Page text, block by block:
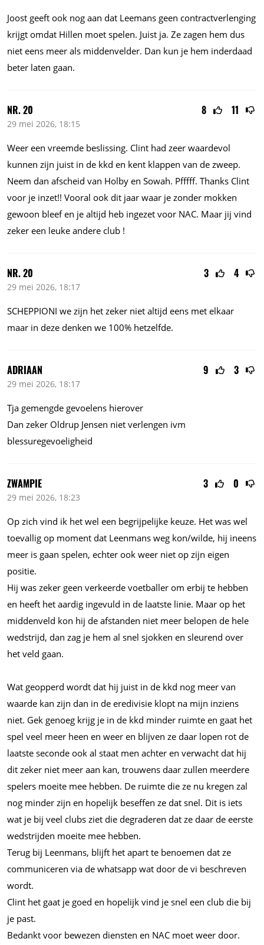
Joost geeft ook nog aan dat Leemans geen contractverlenging
krijgt omdat Hillen moet spelen. Juist ja. Ze zagen hem dus
niet eens meer als middenvelder. Dan kun je hem inderdaad
beter laten gaan.
8 11
NR. 20
29 mei 2026, 18:15
Weer een vreemde beslissing. Clint had zeer waardevol
kunnen zijn juist in de kkd en kent klappen van de zweep.
Neem dan afscheid van Holby en Sowah. Pfffff. Thanks Clint
voor je inzet!! Vooral ook dit jaar waar je zonder mokken
gewoon bleef en je altijd heb ingezet voor NAC. Maar jij vind
zeker een leuke andere club !
3 4
NR. 20
29 mei 2026, 18:17
SCHEPPIONI we zijn het zeker niet altijd eens met elkaar
maar in deze denken we 100% hetzelfde.
9 3
ADRIAAN
29 mei 2026, 18:17
Tja gemengde gevoelens hierover
Dan zeker Oldrup Jensen niet verlengen ivm
blessuregevoeligheid
3 0
ZWAMPIE
29 mei 2026, 18:23
Op zich vind ik het wel een begrijpelijke keuze. Het was wel
toevallig op moment dat Leenmans weg kon/wilde, hij ineens
meer is gaan spelen, echter ook weer niet op zijn eigen
positie.
Hij was zeker geen verkeerde voetballer om erbij te hebben
en heeft het aardig ingevuld in de laatste linie. Maar op het
middenveld kon hij de afstanden niet meer belopen de hele
wedstrijd, dan zag je hem al snel sjokken en sleurend over
het veld gaan.
Wat geopperd wordt dat hij juist in de kkd nog meer van
waarde kan zijn dan in de eredivisie klopt na mijn inziens
niet. Gek genoeg krijg je in de kkd minder ruimte en gaat het
spel veel meer heen en weer en blijven ze daar lopen rot de
laatste seconde ook al staat men achter en verwacht dat hij
dit zeker niet meer aan kan, trouwens daar zullen meerdere
spelers moeite mee hebben. De ruimte die ze nu kregen zal
nog minder zijn en hopelijk beseffen ze dat snel. Dit is iets
wat je bij veel clubs ziet die degraderen dat ze daar de eerste
wedstrijden moeite mee hebben.
Terug bij Leenmans, blijft het apart te benoemen dat ze
communiceren via de whatsapp wat door de vi beschreven
wordt.
Clint het gaat je goed en hopelijk vind je snel een club die bij
je past.
Bedankt voor bewezen diensten en NAC moet weer door.